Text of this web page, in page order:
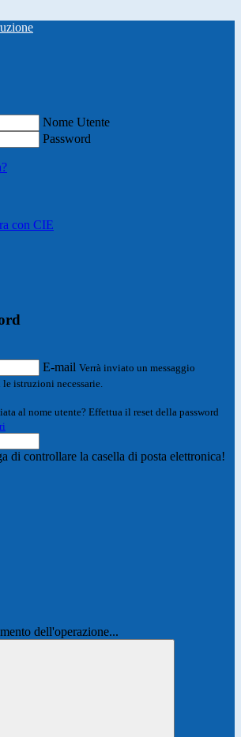
Nome Utente
Password
con CIE
E-mail Verrà inviato un messaggio
istruzioni necessarie.
al nome utente? Effettua il reset della password
di controllare la casella di posta elettronica!
dell'operazione...